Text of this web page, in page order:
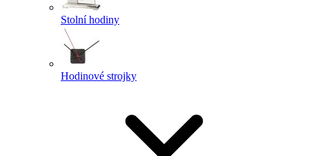
Stolní hodiny
Hodinové strojky